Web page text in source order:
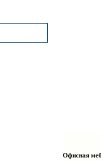
Офисная